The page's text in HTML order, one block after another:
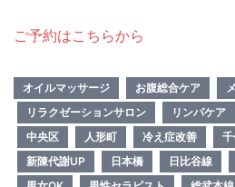
ご予約はこちらから
オイルマッサージ お腹総合ケア
リラクゼーションサロン
リンパケア
中央区
人形町 冷え症改善
新陳代謝UP
日本橋 日比谷線